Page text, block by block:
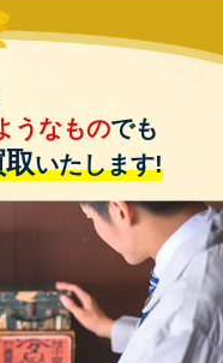
うなものでも
いたします!